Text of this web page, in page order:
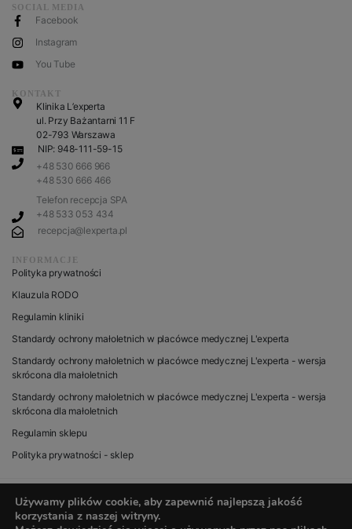
SOCIAL MEDIA
Facebook
Instagram
You Tube
KONTAKT
Klinika L’experta
ul. Przy Bażantarni 11 F
02-793 Warszawa
NIP: 948-111-59-15
+48 530 666 966
+48 530 666 466
Telefon recepcja SPA
+48 533 053 434
recepcja@lexperta.pl
INFORMACJE
Polityka prywatności
Klauzula RODO
Regulamin kliniki
Standardy ochrony małoletnich w placówce medycznej L'experta
Standardy ochrony małoletnich w placówce medycznej L'experta - wersja
skrócona dla małoletnich
Standardy ochrony małoletnich w placówce medycznej L'experta - wersja
skrócona dla małoletnich
Regulamin sklepu
Polityka prywatności - sklep
© 2020 wszystkie prawa zastrzeżone dla L’experta
Używamy plików cookie, aby zapewnić najlepszą jakość
korzystania z naszej witryny.